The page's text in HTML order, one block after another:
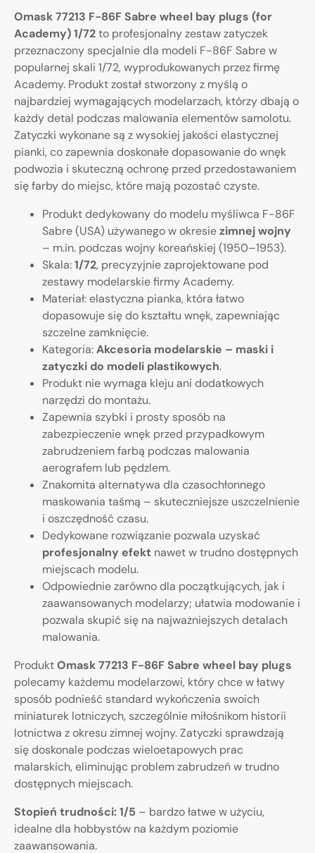
Omask 77213 F-86F Sabre wheel bay plugs (for
Academy) 1/72to profesjonalny zestaw zatyczek
przeznaczony specjalnie dla modeli F-86F Sabre w
popularnej skali 1/72, wyprodukowanych przez firmę
Academy. Produkt został stworzony z myślą o
najbardziej wymagających modelarzach, którzy dbają o
każdy detal podczas malowania elementów samolotu.
Zatyczki wykonane są z wysokiej jakości elastycznej
pianki, co zapewnia doskonałe dopasowanie do wnęk
podwozia i skuteczną ochronę przed przedostawaniem
się farby do miejsc, które mają pozostać czyste.
Produkt dedykowany do modelu myśliwca F-86F
Sabre (USA) używanego w okresiezimnej wojny
– m.in. podczas wojny koreańskiej (1950–1953).
Skala:1/72, precyzyjnie zaprojektowane pod
zestawy modelarskie firmy Academy.
Materiał: elastyczna pianka, która łatwo
dopasowuje się do kształtu wnęk, zapewniając
szczelne zamknięcie.
Kategoria:Akcesoria modelarskie – maski i
zatyczki do modeli plastikowych.
Produkt nie wymaga kleju ani dodatkowych
narzędzi do montażu.
Zapewnia szybki i prosty sposób na
zabezpieczenie wnęk przed przypadkowym
zabrudzeniem farbą podczas malowania
aerografem lub pędzlem.
Znakomita alternatywa dla czasochłonnego
maskowania taśmą – skuteczniejsze uszczelnienie
i oszczędność czasu.
Dedykowane rozwiązanie pozwala uzyskać
profesjonalny efekt nawet w trudno dostępnych
miejscach modelu.
Odpowiednie zarówno dla początkujących, jak i
zaawansowanych modelarzy; ułatwia modowanie i
pozwala skupić się na najważniejszych detalach
malowania.
ProduktOmask 77213 F-86F Sabre wheel bay plugs
polecamy każdemu modelarzowi, który chce w łatwy
sposób podnieść standard wykończenia swoich
miniaturek lotniczych, szczególnie miłośnikom historii
lotnictwa z okresu zimnej wojny. Zatyczki sprawdzają
się doskonale podczas wieloetapowych prac
malarskich, eliminując problem zabrudzeń w trudno
dostępnych miejscach.
Stopień trudności: 1/5 – bardzo łatwe w użyciu,
idealne dla hobbystów na każdym poziomie
zaawansowania.